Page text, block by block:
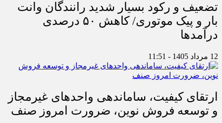
تضعیف و رکود بسیار شدید رانندگان وانت
بار و پیک موتوری/ کاهش ۵۰ درصدی
درآمدها
12 مرداد 1405 - 11:51
ارتقای کیفیت، ساماندهی واحدهای غیرمجاز
و توسعه فروش نوین، ضرورت امروز صنف